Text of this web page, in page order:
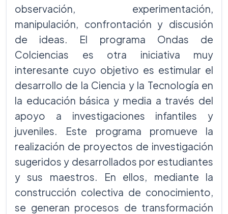
observación, experimentación,
manipulación, confrontación y discusión
de ideas. El programa Ondas de
Colciencias es otra iniciativa muy
interesante cuyo objetivo es estimular el
desarrollo de la Ciencia y la Tecnología en
la educación básica y media a través del
apoyo a investigaciones infantiles y
juveniles. Este programa promueve la
realización de proyectos de investigación
sugeridos y desarrollados por estudiantes
y sus maestros. En ellos, mediante la
construcción colectiva de conocimiento,
se generan procesos de transformación